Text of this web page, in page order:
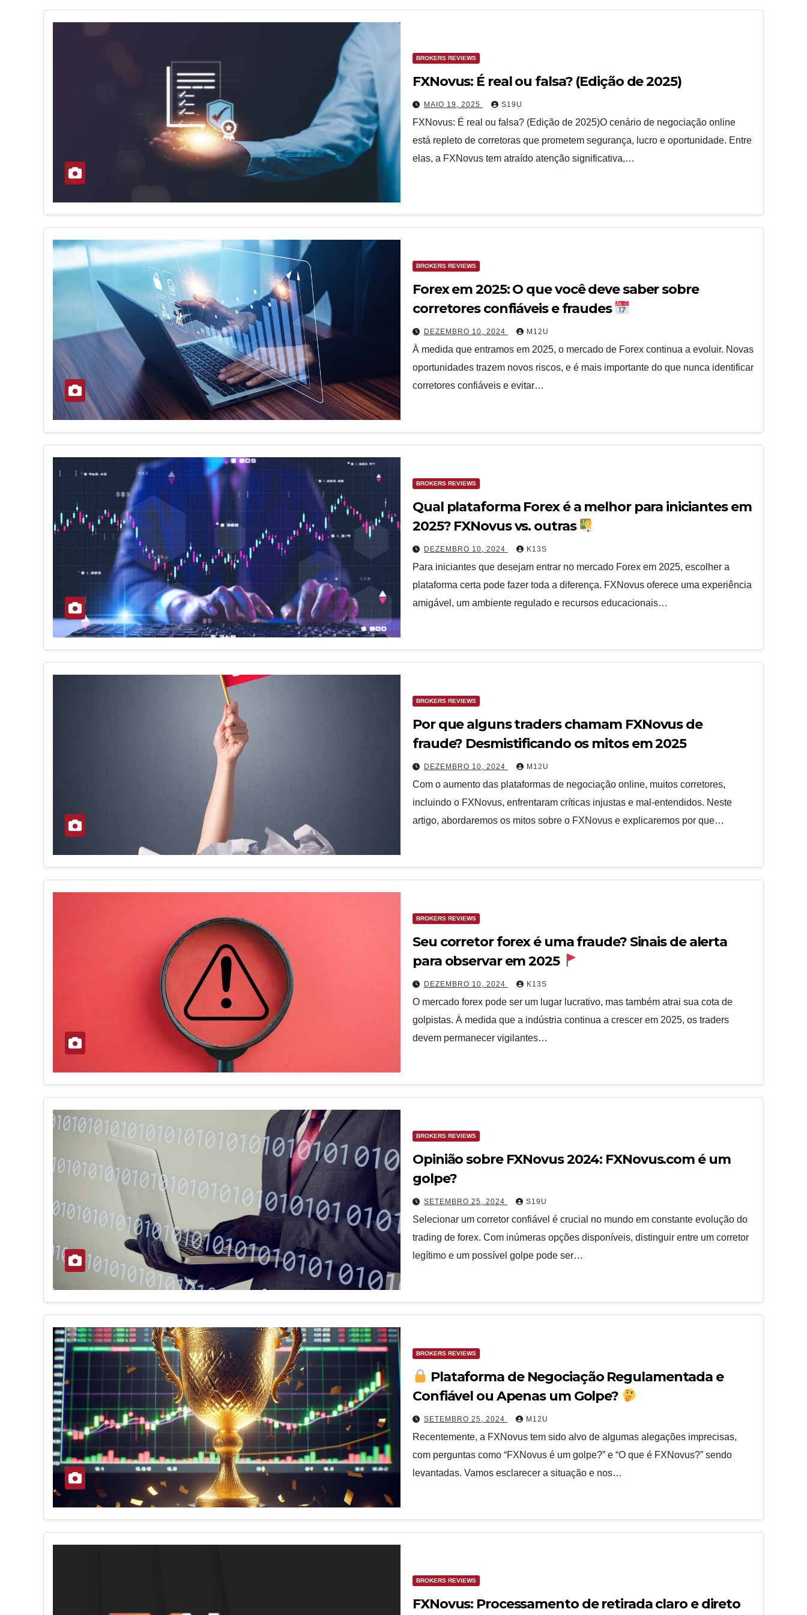
BROKERS REVIEWS
FXNovus: É real ou falsa? (Edição de 2025)
MAIO 19, 2025 S19U
FXNovus: É real ou falsa? (Edição de 2025)O cenário de negociação online
está repleto de corretoras que prometem segurança, lucro e oportunidade. Entre
elas, a FXNovus tem atraído atenção significativa,…
BROKERS REVIEWS
Forex em 2025: O que você deve saber sobre
corretores confiáveis e fraudes
DEZEMBRO 10, 2024 M12U
À medida que entramos em 2025, o mercado de Forex continua a evoluir. Novas
oportunidades trazem novos riscos, e é mais importante do que nunca identificar
corretores confiáveis e evitar…
BROKERS REVIEWS
Qual plataforma Forex é a melhor para iniciantes em
2025? FXNovus vs. outras
DEZEMBRO 10, 2024 K13S
Para iniciantes que desejam entrar no mercado Forex em 2025, escolher a
plataforma certa pode fazer toda a diferença. FXNovus oferece uma experiência
amigável, um ambiente regulado e recursos educacionais…
BROKERS REVIEWS
Por que alguns traders chamam FXNovus de
fraude? Desmistificando os mitos em 2025
DEZEMBRO 10, 2024 M12U
Com o aumento das plataformas de negociação online, muitos corretores,
incluindo o FXNovus, enfrentaram críticas injustas e mal-entendidos. Neste
artigo, abordaremos os mitos sobre o FXNovus e explicaremos por que…
BROKERS REVIEWS
Seu corretor forex é uma fraude? Sinais de alerta
para observar em 2025
DEZEMBRO 10, 2024 K13S
O mercado forex pode ser um lugar lucrativo, mas também atrai sua cota de
golpistas. À medida que a indústria continua a crescer em 2025, os traders
devem permanecer vigilantes…
BROKERS REVIEWS
Opinião sobre FXNovus 2024: FXNovus.com é um
golpe?
SETEMBRO 25, 2024 S19U
Selecionar um corretor confiável é crucial no mundo em constante evolução do
trading de forex. Com inúmeras opções disponíveis, distinguir entre um corretor
legítimo e um possível golpe pode ser…
BROKERS REVIEWS
Plataforma de Negociação Regulamentada e
Confiável ou Apenas um Golpe?
SETEMBRO 25, 2024 M12U
Recentemente, a FXNovus tem sido alvo de algumas alegações imprecisas,
com perguntas como “FXNovus é um golpe?” e “O que é FXNovus?” sendo
levantadas. Vamos esclarecer a situação e nos…
BROKERS REVIEWS
FXNovus: Processamento de retirada claro e direto